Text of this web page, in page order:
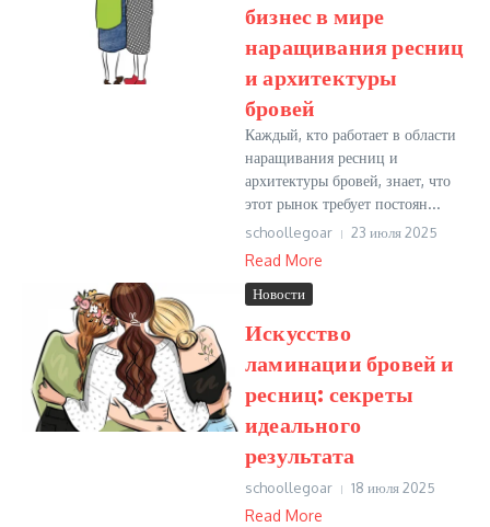
бизнес в мире
наращивания ресниц
и архитектуры
бровей
Каждый, кто работает в области
наращивания ресниц и
архитектуры бровей, знает, что
этот рынок требует постоян...
schoollegoar 23 июля 2025
Read More
Новости
Искусство
ламинации бровей и
ресниц: секреты
идеального
результата
schoollegoar 18 июля 2025
Read More